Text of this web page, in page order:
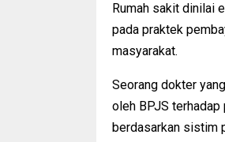
Rumah sakit dinilai
pada praktek
masyarakat.
Seorang dokter
oleh BPJS terhadap
berdasarkan sistim